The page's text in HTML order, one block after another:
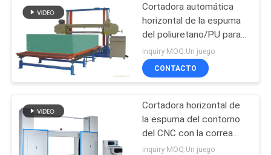
CALIDAD
ÉNTRENOS
EN
CONTACTO
CON
Máquina de la
espuma de la
presión baja
28
Cortadora automática
horizontal de la espuma
del poliuretano/PU para
la hoja de la esponja
inquiry MOQ:Un juego
CONTACTO
Cortadora horizontal de
la espuma del contorno
del CNC con la correa
para el fenol Foame
inquiry MOQ:Un juego